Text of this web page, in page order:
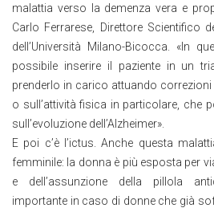
malattia verso la demenza vera e
Carlo Ferrarese, Direttore Scientifico
dell’Università Milano-Bicocca. «In
possibile inserire il paziente in un
prenderlo in carico attuando correzioni
o sull’attività fisica in particolare, che
sull’evoluzione dell’Alzheimer».
E poi c’è l’ictus. Anche questa
femminile: la donna è più esposta per
e dell’assunzione della pillola
importante in caso di donne che già